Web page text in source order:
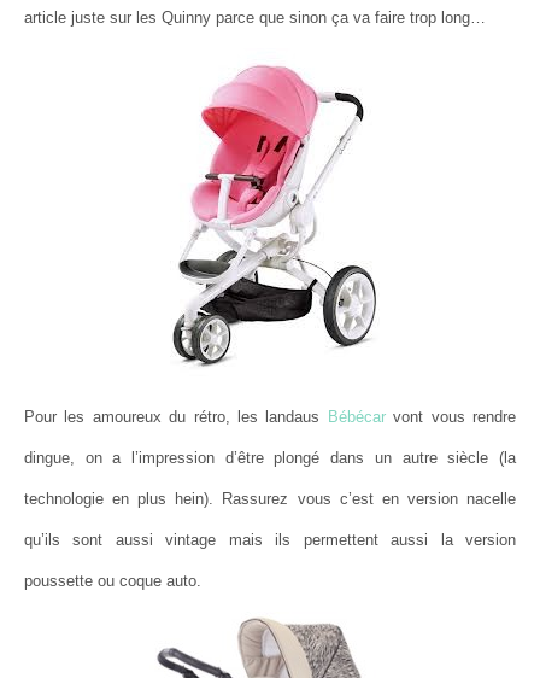
article juste sur les Quinny parce que sinon ça va faire trop long…
Pour les amoureux du rétro, les landaus Bébécarvont vous rendre
dingue, on a l’impression d’être plongé dans un autre siècle (la
technologie en plus hein). Rassurez vous c’est en version nacelle
qu’ils sont aussi vintage mais ils permettent aussi la version
poussette ou coque auto.